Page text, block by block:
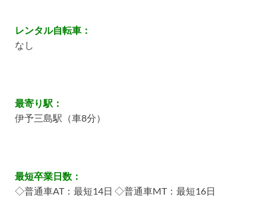
レンタル自転車：
なし
最寄り駅：
伊予三島駅（車8分）
最短卒業日数：
◇普通車AT：最短14日 ◇普通車MT：最短16日